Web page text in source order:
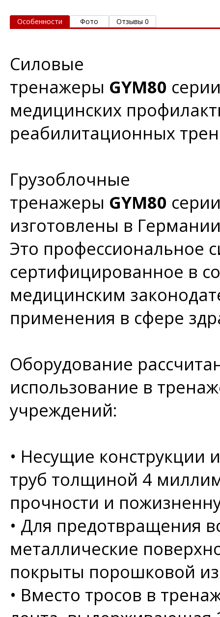
Особенности Фото Отзывы 0
Силовые
тренажеры GYM80
медицинских
реабилитационных
Грузоблочные
тренажеры GYM80
изготовлены в
Это профессиональное
сертифицированное в
медицинским
применения в сфере
Оборудование
использование в
учреждений:
• Несущие конструкции
труб толщиной 4
прочности и
• Для предотвращения
металлические
покрыты порошковой
• Вместо тросов в